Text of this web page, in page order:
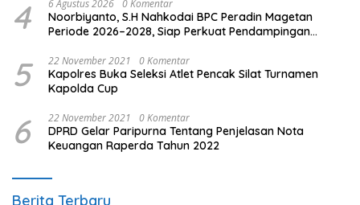
4 6 Agustus 2026 0 Komentar
Noorbiyanto, S.H Nahkodai BPC Peradin Magetan
Periode 2026–2028, Siap Perkuat Pendampingan
5 22 November 2021 0 Komentar
Kapolres Buka Seleksi Atlet Pencak Silat Turnamen
Kapolda Cup
6 22 November 2021 0 Komentar
DPRD Gelar Paripurna Tentang Penjelasan Nota
Keuangan Raperda Tahun 2022
Berita Terbaru